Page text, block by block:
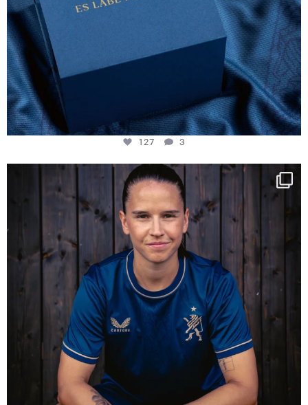
127 3
NIE USENAND GAH
Some anniversaries
294
5